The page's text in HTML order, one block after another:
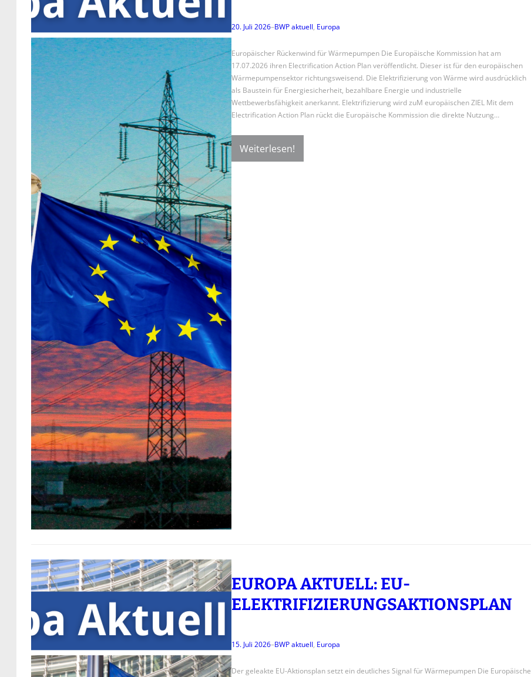
20. Juli 2026–BWP aktuell, Europa
Europäischer Rückenwind für Wärmepumpen Die Europäische Kommission hat am
17.07.2026 ihren Electrification Action Plan veröffentlicht. Dieser ist für den europäischen
Wärmepumpensektor richtungsweisend. Die Elektrifizierung von Wärme wird ausdrücklich
als Baustein für Energiesicherheit, bezahlbare Energie und industrielle
Wettbewerbsfähigkeit anerkannt. Elektrifizierung wird zuM europäischen ZIEL Mit dem
Electrification Action Plan rückt die Europäische Kommission die direkte Nutzung…
Weiterlesen!
EUROPA AKTUELL: EU-
ELEKTRIFIZIERUNGSAKTIONSPLAN
15. Juli 2026–BWP aktuell, Europa
Der geleakte EU-Aktionsplan setzt ein deutliches Signal für Wärmepumpen Die Europäische